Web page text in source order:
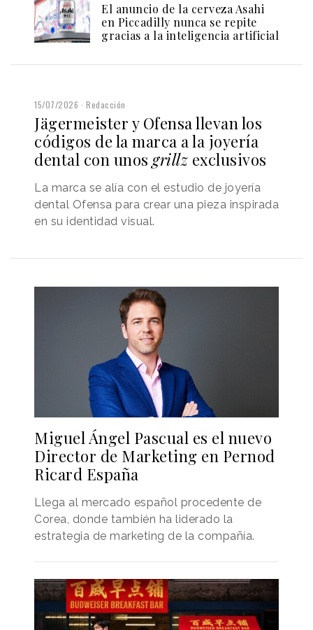
El anuncio de la cerveza Asahi
en Piccadilly nunca se repite
gracias a la inteligencia artificial
15/07/2026 Redacción
Jägermeister y Ofensa llevan los
códigos de la marca a la joyería
dental con unos grillzexclusivos
La marca se alía con el estudio de joyería
dental Ofensa para crear una pieza inspirada
en su identidad visual.
Miguel Ángel Pascual es el nuevo
Director de Marketing en Pernod
Ricard España
Llega al mercado español procedente de
Corea, donde también ha liderado la
estrategia de marketing de la compañía.